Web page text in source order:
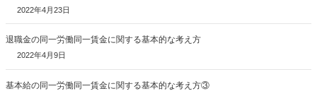
2022年4月23日
退職金の同一労働同一賃金に関する基本的な考え方
2022年4月9日
基本給の同一労働同一賃金に関する基本的な考え方③